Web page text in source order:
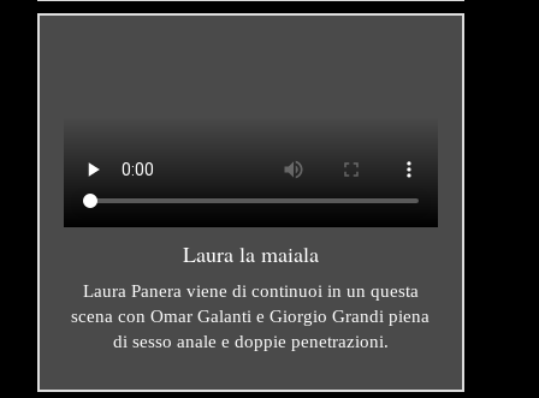
Laura la maiala
Laura Panera viene di continuoi in un questa
scena con Omar Galanti e Giorgio Grandi piena
di sesso anale e doppie penetrazioni.